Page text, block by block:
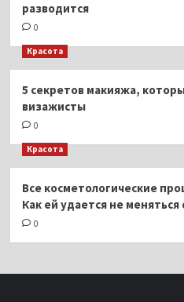
разводится
0
Красота
5 секретов макияжа,
визажисты
0
Красота
Все косметологические
Как ей удается не
0